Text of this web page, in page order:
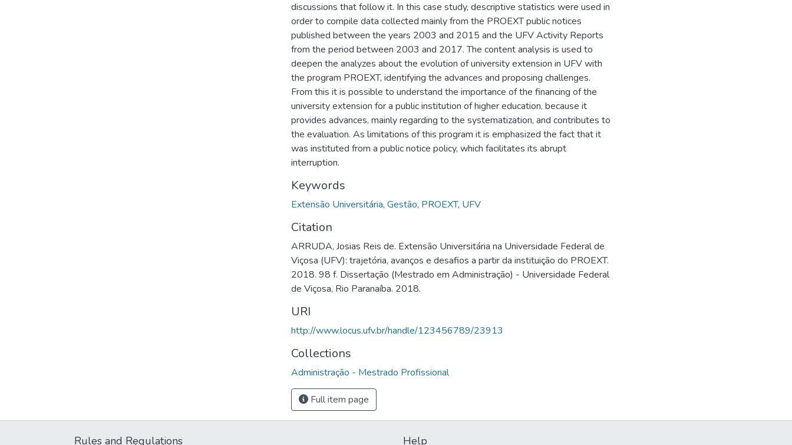
discussions that follow it. In this case study, descriptive statistics were used in
order to compile data collected mainly from the PROEXT public notices
published between the years 2003 and 2015 and the UFV Activity Reports
from the period between 2003 and 2017. The content analysis is used to
deepen the analyzes about the evolution of university extension in UFV with
the program PROEXT, identifying the advances and proposing challenges.
From this it is possible to understand the importance of the financing of the
university extension for a public institution of higher education, because it
provides advances, mainly regarding to the systematization, and contributes to
the evaluation. As limitations of this program it is emphasized the fact that it
was instituted from a public notice policy, which facilitates its abrupt
interruption.
Keywords
Extensão Universitária, Gestão, PROEXT, UFV
Citation
ARRUDA, Josias Reis de. Extensão Universitária na Universidade Federal de
Viçosa (UFV): trajetória, avanços e desafios a partir da instituição do PROEXT.
2018. 98 f. Dissertação (Mestrado em Administração) - Universidade Federal
de Viçosa, Rio Paranaíba. 2018.
URI
http://www.locus.ufv.br/handle/123456789/23913
Collections
Administração - Mestrado Profissional
Full item page
Rules and Regulations Help